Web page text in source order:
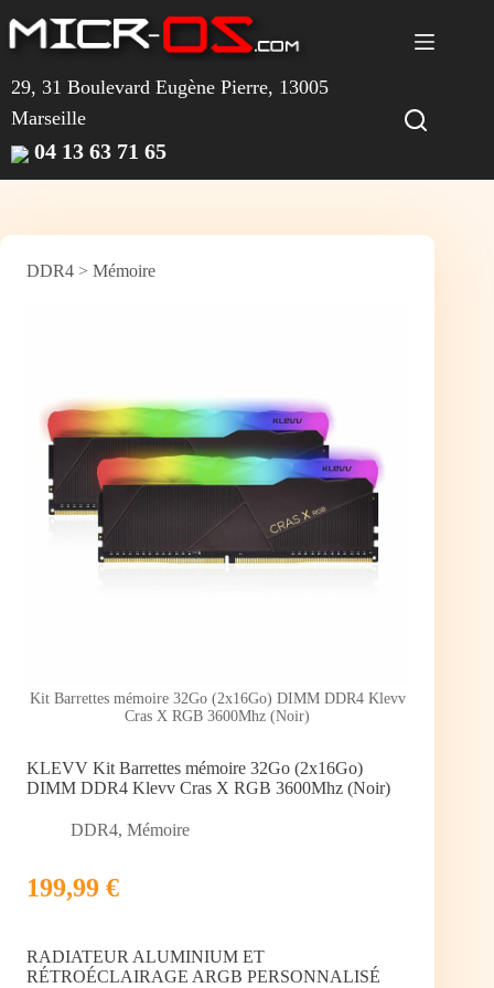
au
contenu
29, 31 Boulevard Eugène Pierre, 13005
Marseille
04 13 63 71 65
DDR4 > Mémoire
Kit Barrettes mémoire 32Go (2x16Go) DIMM DDR4 Klevv
Cras X RGB 3600Mhz (Noir)
KLEVV Kit Barrettes mémoire 32Go (2x16Go)
DIMM DDR4 Klevv Cras X RGB 3600Mhz (Noir)
DDR4, Mémoire
199,99 €
RADIATEUR ALUMINIUM ET
RÉTROÉCLAIRAGE ARGB PERSONNALISÉ